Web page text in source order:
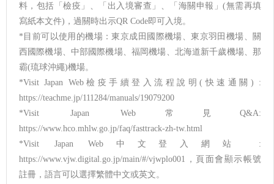
料，包括「檢疫」、「出入境審查」、「海關申報」(無需再填
寫紙本文件)，過關時出示QR Code即可入境。
*目前可以使用的機場：東京成田國際機場、東京羽田機場、關
西國際機場、中部國際機場、福岡機場、北海道新千歲機場、那
霸(琉球沖繩)機場。
*Visit Japan Web檢疫手續登入流程說明(快速通關) :
https://teachme.jp/111284/manuals/19079200
*Visit Japan Web常見Q&A:
https://www.hco.mhlw.go.jp/faq/fasttrack-zh-tw.html
*Visit Japan Web中文登入網站 :
https://www.vjw.digital.go.jp/main/#/vjwplo001，頁面會顯示帳號
註冊，語言可以選擇繁體中文或英文。